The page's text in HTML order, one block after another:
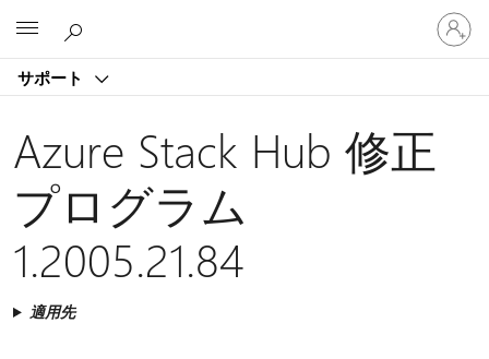
サポート
ア
カ
ウ
に
サ
イ
Azure Stack Hub 修正
プログラム
1.2005.21.84
適用先